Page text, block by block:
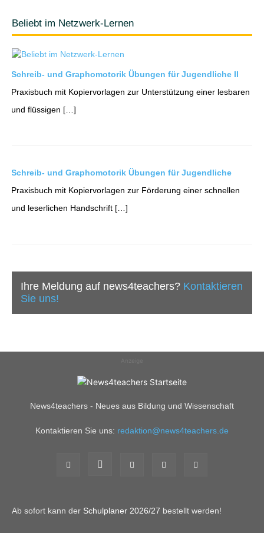
Beliebt im Netzwerk-Lernen
Schreib- und Graphomotorik Übungen für Jugendliche II
Praxisbuch mit Kopiervorlagen zur Unterstützung einer lesbaren
und flüssigen […]
Schreib- und Graphomotorik Übungen für Jugendliche
Praxisbuch mit Kopiervorlagen zur Förderung einer schnellen
und leserlichen Handschrift […]
Ihre Meldung auf news4teachers? Kontaktieren
Sie uns!
News4teachers - Neues aus Bildung und Wissenschaft
Kontaktieren Sie uns: redaktion@news4teachers.de
Ab sofort kann der Schulplaner 2026/27 bestellt werden!